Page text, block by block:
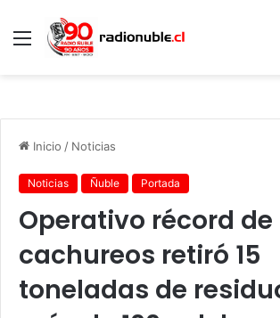
Menú
Inicio / Noticias
Noticias Ñuble Portada
Operativo récord de
cachureos retiró 15
toneladas de